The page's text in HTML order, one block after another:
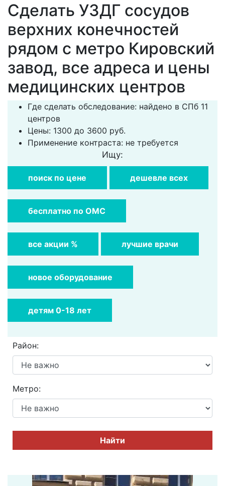
Сделать УЗДГ сосудов
верхних конечностей
рядом с метро Кировский
завод, все адреса и цены
медицинских центров
Где сделать обследование: найдено в СПб 11
центров
Цены: 1300 до 3600 руб.
Применение контраста: не требуется
Ищу:
поиск по цене дешевле всех
бесплатно по ОМС
все акции % лучшие врачи
новое оборудование
детям 0-18 лет
Район:
Метро:
Найти